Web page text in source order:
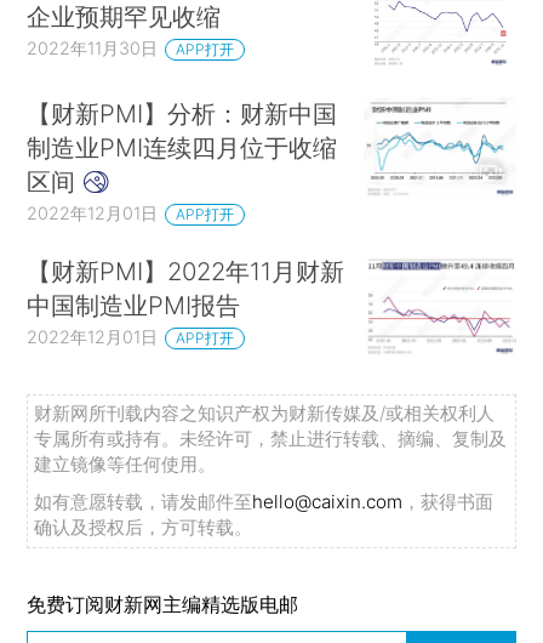
企业预期罕见收缩
2022年11月30日 APP打开
【财新PMI】分析：财新中国
制造业PMI连续四月位于收缩
区间
2022年12月01日 APP打开
【财新PMI】2022年11月财新
中国制造业PMI报告
2022年12月01日 APP打开
财新网所刊载内容之知识产权为财新传媒及/或相关权利人
专属所有或持有。未经许可，禁止进行转载、摘编、复制及
建立镜像等任何使用。
如有意愿转载，请发邮件至hello@caixin.com ，获得书面
确认及授权后，方可转载。
免费订阅财新网主编精选版电邮